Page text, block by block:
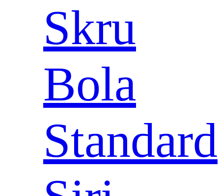
Skru
Bola
Standard